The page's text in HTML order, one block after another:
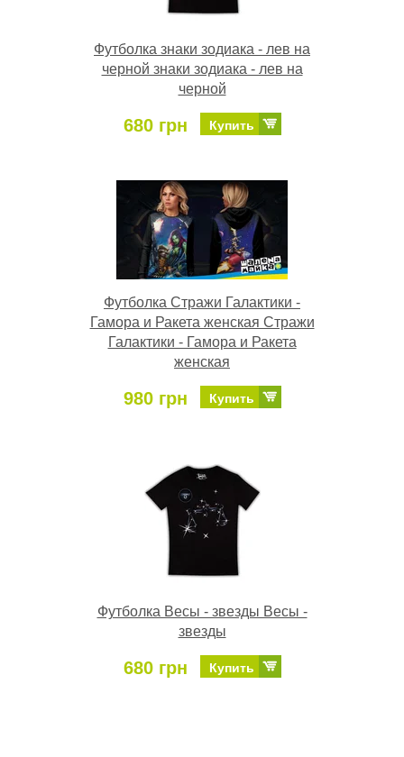
Футболка знаки зодиака - лев на
черной знаки зодиака - лев на
черной
680 грн Купить
Футболка Стражи Галактики -
Гамора и Ракета женская Стражи
Галактики - Гамора и Ракета
женская
980 грн Купить
Футболка Весы - звезды Весы -
звезды
680 грн Купить